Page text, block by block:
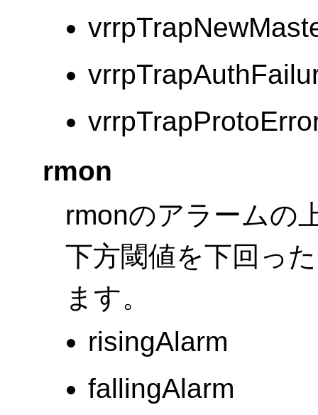
rmon
rmonのアラームの
下方閾値を下回っ
ます。
risingAlarm
fallingAlarm